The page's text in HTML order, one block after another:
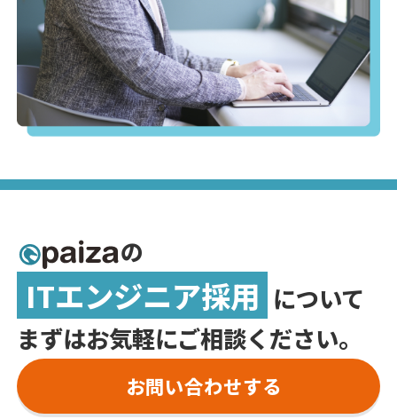
の
ITエンジニア採用 について
まずはお気軽にご相談ください。
お問い合わせする